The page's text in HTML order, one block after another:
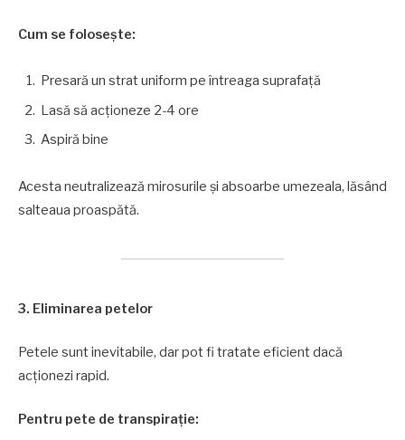
Cum se folosește:
Presară un strat uniform pe întreaga suprafață
Lasă să acționeze 2-4 ore
Aspiră bine
Acesta neutralizează mirosurile și absoarbe umezeala, lăsând
salteaua proaspătă.
3. Eliminarea petelor
Petele sunt inevitabile, dar pot fi tratate eficient dacă
acționezi rapid.
Pentru pete de transpirație: